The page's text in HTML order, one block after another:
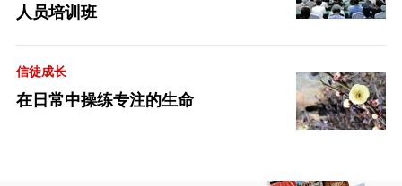
人员培训班
信徒成长
在日常中操练专注的生命